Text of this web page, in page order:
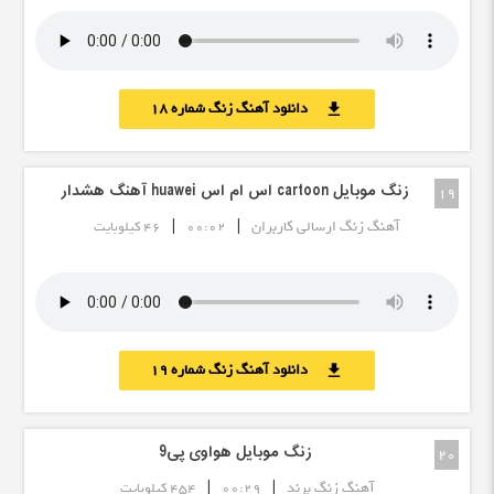
download دانلود آهنگ زنگ شماره 18
19 زنگ موبایل cartoon اس ام اس huawei آهنگ هشدار
آهنگ زنگ ارسالی کاربران |
00:02
| 46 کیلوبایت
download دانلود آهنگ زنگ شماره 19
20 زنگ موبایل هواوی پی9
آهنگ زنگ برند 00:29 454 کیلوبایت